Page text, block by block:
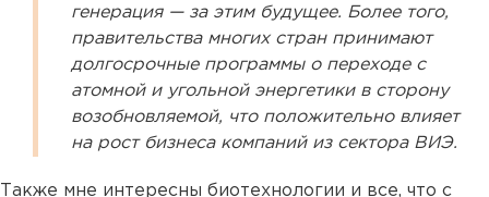
генерация — за этим будущее. Более того,
правительства многих стран принимают
долгосрочные программы о переходе с
атомной и угольной энергетики в сторону
возобновляемой, что положительно влияет
на рост бизнеса компаний из сектора ВИЭ.
Также мне интересны биотехнологии и все, что с